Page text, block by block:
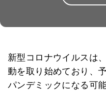
新型コロナウイルスは
動を取り始めており、
パンデミックになる可